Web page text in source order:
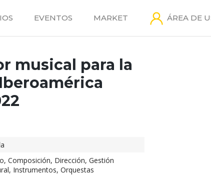
EVENTOS MARKET ÁREA DE
musical para la
, Composición, Dirección, Gestión
, Instrumentos, Orquestas